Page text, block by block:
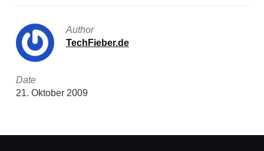
Author
TechFieber.de
Date
21. Oktober 2009